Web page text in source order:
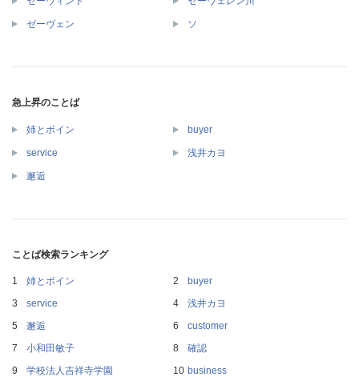
ゼーヴェン ソ
急上昇のことば
姉とボイン buyer
service 浅井カヨ
邂逅
ことば検索ランキング
姉とボイン
buyer
service
浅井カヨ
邂逅
customer
小和田敏子
確認
学校法人吉祥寺学園
business